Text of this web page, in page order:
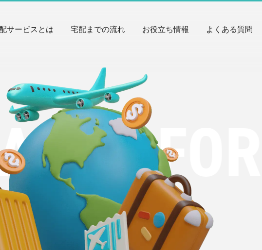
サービスとは 宅配までの流れ お役立ち情報 よくある質問